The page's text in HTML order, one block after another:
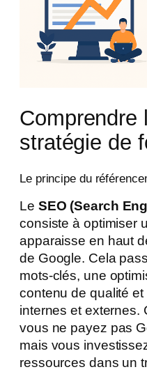
Comprendre
stratégie de
Le principe du
Le SEO (Search
consiste à optimiser
apparaisse en haut
de Google. Cela
mots-clés, une
contenu de qualité
internes et externes.
vous ne payez pas
mais vous
ressources dans un